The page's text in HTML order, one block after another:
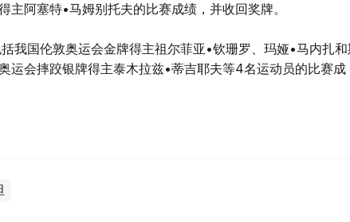
阿塞特•马姆别托夫的比赛成绩，并收回奖牌。
我国伦敦奥运会金牌得主祖尔菲亚•钦珊罗、玛娅•马内扎
运会摔跤银牌得主泰木拉兹•蒂吉耶夫等4名运动员的比赛成